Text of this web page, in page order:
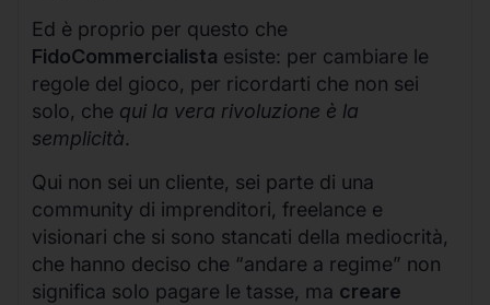
Ed è proprio per questo che
FidoCommercialista esiste: per cambiare le
regole del gioco, per ricordarti che non sei
solo, che qui la vera rivoluzione è la
semplicità.
Qui non sei un cliente, sei parte di una
community di imprenditori, freelance e
visionari che si sono stancati della mediocrità,
che hanno deciso che “andare a regime” non
significa solo pagare le tasse, ma creare